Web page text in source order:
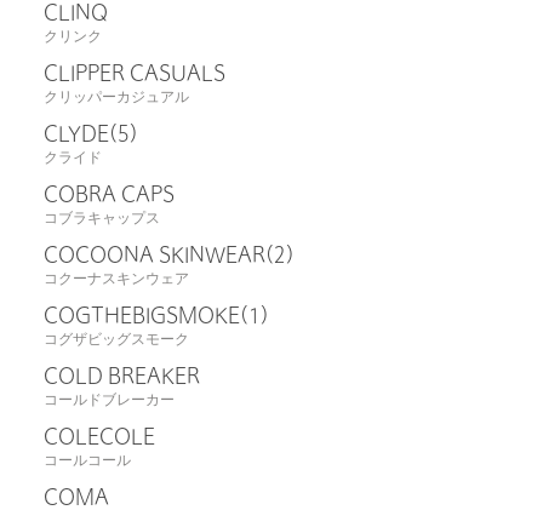
CLINQ
クリンク
CLIPPER CASUALS
クリッパーカジュアル
CLYDE(5)
クライド
COBRA CAPS
コブラキャップス
COCOONA SKINWEAR(2)
コクーナスキンウェア
COGTHEBIGSMOKE(1)
コグザビッグスモーク
COLD BREAKER
コールドブレーカー
COLECOLE
コールコール
COMA